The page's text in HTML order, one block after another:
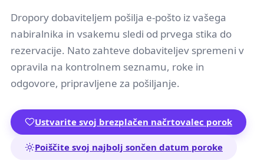
Dropory dobaviteljem pošilja e-pošto iz vašega
nabiralnika in vsakemu sledi od prvega stika do
rezervacije. Nato zahteve dobaviteljev spremeni v
opravila na kontrolnem seznamu, roke in
odgovore, pripravljene za pošiljanje.
Ustvarite svoj brezplačen načrtovalec porok
Poiščite svoj najbolj sončen datum poroke